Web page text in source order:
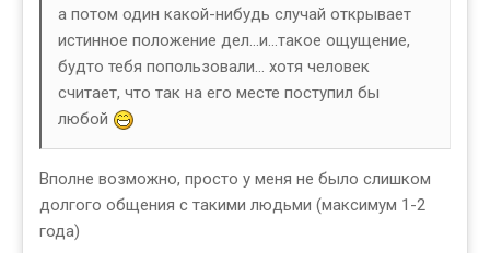
а потом один какой-нибудь случай открывает
истинное положение дел...и...такое ощущение,
будто тебя попользовали... хотя человек
считает, что так на его месте поступил бы
любой
Вполне возможно, просто у меня не было слишком
долгого общения с такими людьми (максимум 1-2
года)